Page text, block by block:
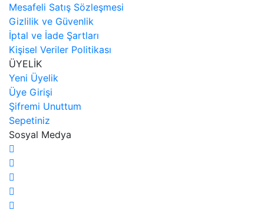
Mesafeli Satış Sözleşmesi
Gizlilik ve Güvenlik
İptal ve İade Şartları
Kişisel Veriler Politikası
ÜYELİK
Yeni Üyelik
Üye Girişi
Şifremi Unuttum
Sepetiniz
Sosyal Medya